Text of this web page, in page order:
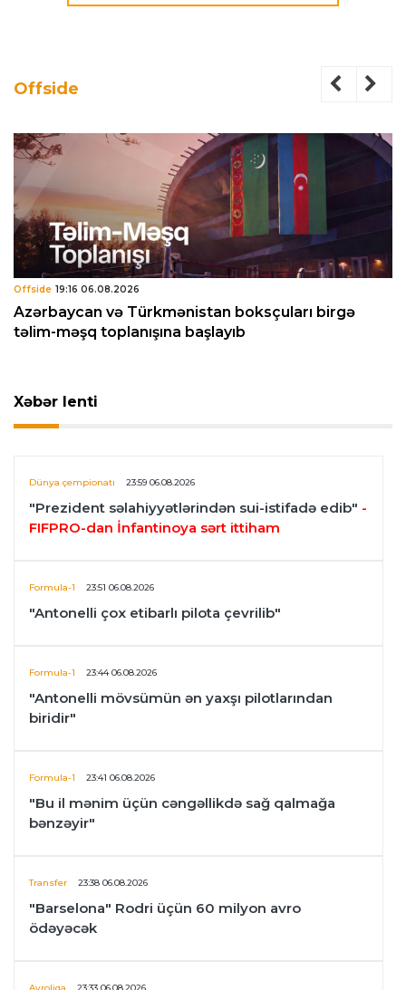
Offside
Offside 19:16 06.08.2026
Azərbaycan və Türkmənistan boksçuları birgə
təlim-məşq toplanışına başlayıb
Xəbər lenti
Dünya çempionatı 23:59 06.08.2026
"Prezident səlahiyyətlərindən sui-istifadə edib" -
FIFPRO-dan İnfantinoya sərt ittiham
Formula-1 23:51 06.08.2026
"Antonelli çox etibarlı pilota çevrilib"
Formula-1 23:44 06.08.2026
"Antonelli mövsümün ən yaxşı pilotlarından
biridir"
Formula-1 23:41 06.08.2026
"Bu il mənim üçün cəngəllikdə sağ qalmağa
bənzəyir"
Transfer 23:38 06.08.2026
"Barselona" Rodri üçün 60 milyon avro
ödəyəcək